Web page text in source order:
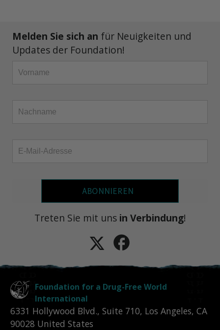
Melden Sie sich an für Neuigkeiten und
Updates der Foundation!
ABONNIEREN
Treten Sie mit uns in Verbindung!
Foundation for a Drug-Free World
International
6331 Hollywood Blvd., Suite 710, Los Angeles, CA
90028 United States